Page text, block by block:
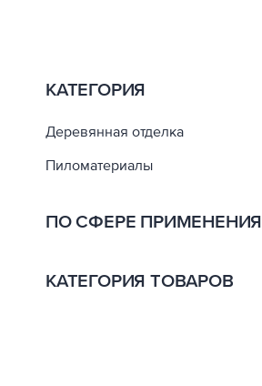
КАТЕГОРИЯ
Деревянная отделка
Пиломатериалы
ПО СФЕРЕ ПРИМЕНЕНИЯ
КАТЕГОРИЯ ТОВАРОВ